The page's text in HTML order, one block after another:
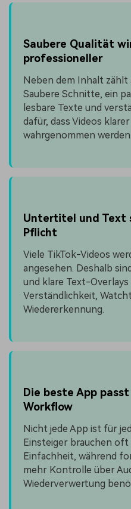
Saubere Qualität
professioneller
Neben dem Inhalt zählt
Saubere Schnitte, ein
lesbare Texte und
dafür, dass Videos
wahrgenommen werden.
Untertitel und Text
Pflicht
Viele TikTok-Videos
angesehen. Deshalb
und klare Text-
Verständlichkeit,
Wiedererkennung.
Die beste App
Workflow
Nicht jede App ist für
Einsteiger brauchen oft
Einfachheit, während
mehr Kontrolle über
Wiederverwertung